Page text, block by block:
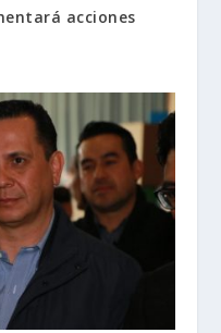
acciones